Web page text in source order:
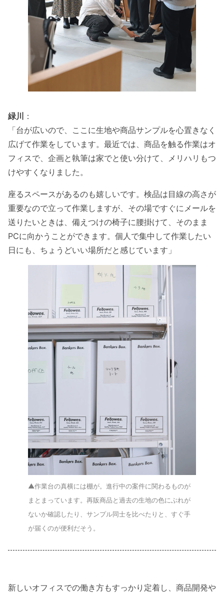
緑川
：
「台が広いので、ここに生地や商品サンプルを心置きなく
広げて作業をしています。最近では、商品を触る作業はオ
フィスで、企画と執筆は家でと使い分けて、メリハリもつ
けやすくなりました。
座るスペースがあるのも嬉しいです。検品は目線の高さが
重要なので立って作業しますが、その場ですぐにメールを
送りたいときは、備えつけの椅子に腰掛けて、そのまま
PCに向かうことができます。個人で集中して作業したい
日にも、ちょうどいい場所だと感じています」
▲作業台の真横には棚が。進行中の案件に関わるものが
まとまっています。再販商品と過去の生地の色にぶれが
ないか確認したり、サンプル同士を比べたりと、すぐ手
が届くのが便利だそう。
新しいオフィスでの働き方もすっかり定着し、商品開発や